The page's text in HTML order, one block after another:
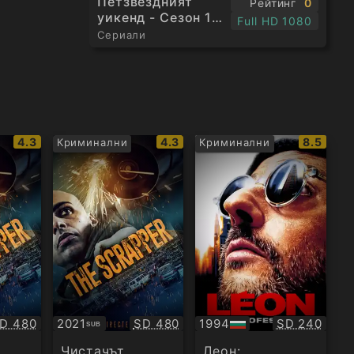
уикенд - Сезон 1
Епизод 4
Сериали
Рейтинг
0
Full HD 1080
IMDb
рейтинг:
4.3
480
Криминални
IMDb
рейтинг:
4.3
2021SUB
Субтитри Качество:
SD 480
Криминални
IMDb
8.5
1994
БГ
аудио
Качество:
SD 240